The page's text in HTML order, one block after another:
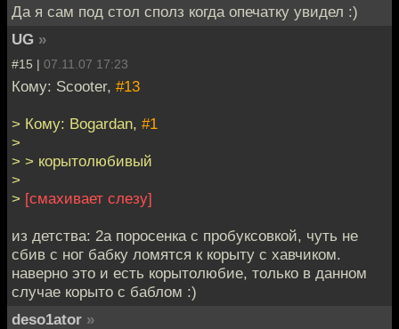
Да я сам под стол сполз когда опечатку увидел :)
UG »
#15 | 07.11.07 17:23
Кому: Scooter, #13
> Кому: Bogardan, #1
>
> > корытолюбивый
>
> [смахивает слезу]
из детства: 2а поросенка с пробуксовкой, чуть не
сбив с ног бабку ломятся к корыту с хавчиком.
наверно это и есть корытолюбие, только в данном
случае корыто с баблом :)
deso1ator »